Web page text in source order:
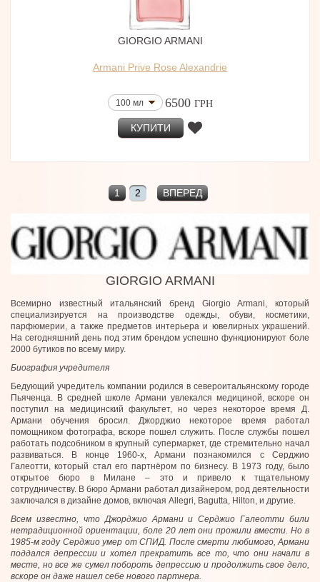
GIORGIO ARMANI
Armani Prive Rose Alexandrie
100 мл 6500 ГРН
КУПИТИ
1 2 ВПЕРЕД
GIORGIO ARMANI
Всемирно известный итальянский бренд Giorgio Armani, который
специализируется на производстве одежды, обуви, косметики,
парфюмерии, а также предметов интерьера и ювелирных украшений.
На сегодняшний день под этим брендом успешно функционируют боле
2000 бутиков по всему миру.
Биография учредителя
Бедующий учредитель компании родился в североитальянскому городе
Пьяченца. В средней школе Армани увлекался медициной, вскоре он
поступил на медицинский факультет, но через некоторое время Д.
Армани обучения бросил. Джорджио некоторое время работал
помощником фотографа, вскоре пошел служить. После службы пошел
работать подсобником в крупный супермаркет, где стремительно начал
развиваться. В конце 1960-х, Армани познакомился с Серджио
Галеотти, который стал его партнёром по бизнесу. В 1973 году, было
открытое бюро в Милане – это и привело к тщательному
сотрудничеству. В бюро Армани работал дизайнером, род деятельности
заключался в дизайне домов, включая Allegri, Bagutta, Hilton, и другие.
Всем известно, что Джорджио Армани и Серджио Галеотти били
нетрадиционной ориентации, боле 20 лет они прожили вмести. Но в
1985-м году Серджио умер от СПИД. После смерти любимого, Армани
поддался депрессии и хотел прекратить все то, что они начали в
месте, но все же сумел побороть депрессию и продолжить свое дело,
вскоре он даже нашел себе нового партнера.